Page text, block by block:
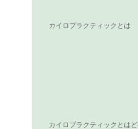
カイロプラクティックとは
カイロプラクティックとは